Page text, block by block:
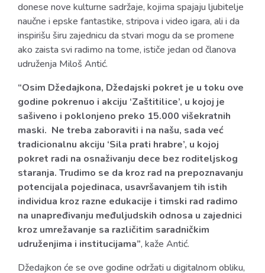
donese nove kulturne sadržaje, kojima spajaju ljubitelje
naučne i epske fantastike, stripova i video igara, ali i da
inspirišu širu zajednicu da stvari mogu da se promene
ako zaista svi radimo na tome, ističe jedan od članova
udruženja Miloš Antić.
“Osim Džedajkona, Džedajski pokret je u toku ove
godine pokrenuo i akciju ‘Zaštitilice’, u kojoj je
sašiveno i poklonjeno preko 15.000 višekratnih
maski. Ne treba zaboraviti i na našu, sada već
tradicionalnu akciju ‘Sila prati hrabre’, u kojoj
pokret radi na osnaživanju dece bez roditeljskog
staranja. Trudimo se da kroz rad na prepoznavanju
potencijala pojedinaca, usavršavanjem tih istih
individua kroz razne edukacije i timski rad radimo
na unapređivanju međuljudskih odnosa u zajednici
kroz umrežavanje sa različitim saradničkim
udruženjima i institucijama”, kaže Antić.
Džedajkon će se ove godine održati u digitalnom obliku,